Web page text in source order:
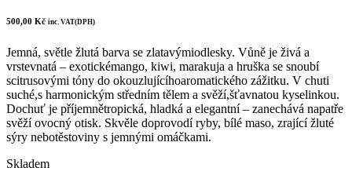
500,00 Kč inc. VAT(DPH)
Jemná, světle žlutá barva se zlatavýmiodlesky. Vůně je živá a
vrstevnatá – exotickémango, kiwi, marakuja a hruška se snoubí
scitrusovými tóny do okouzlujícíhoaromatického zážitku. V chuti
suché,s harmonickým středním tělem a svěží,šťavnatou kyselinkou.
Dochuť je příjemnětropická, hladká a elegantní – zanechává napatře
svěží ovocný otisk. Skvěle doprovodí ryby, bílé maso, zrající žluté
sýry nebotěstoviny s jemnými omáčkami.
Skladem